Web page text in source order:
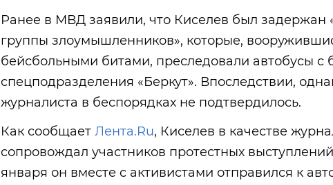
Ранее в МВД заявили, что Киселев был задержан
группы злоумышленников», которые,
бейсбольными битами, преследовали автобусы с
спецподразделения «Беркут». Впоследствии,
журналиста в беспорядках не подтвердилось.
Как сообщает Лента.Ru, Киселев в качестве
сопровождал участников протестных
января он вместе с активистами отправился к